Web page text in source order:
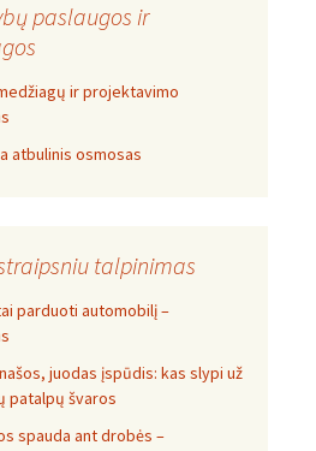
paslaugos ir
ir projektavimo
atbulinis osmosas
talpinimas
parduoti automobilį –
juodas įspūdis: kas slypi už
patalpų švaros
spauda ant drobės –